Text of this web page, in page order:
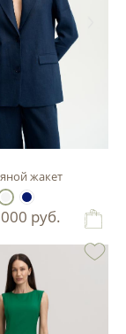
жакет
руб.